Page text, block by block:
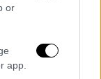
or
app.